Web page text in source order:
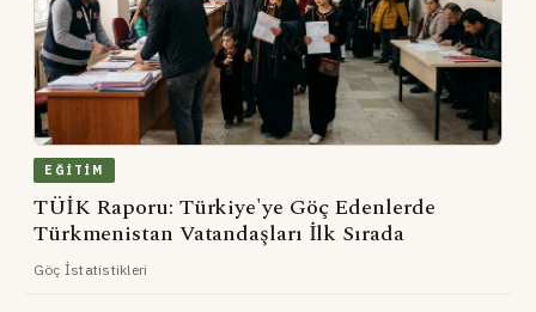
EĞITIM
TÜİK Raporu: Türkiye'ye Göç Edenlerde
Türkmenistan Vatandaşları İlk Sırada
Göç İstatistikleri